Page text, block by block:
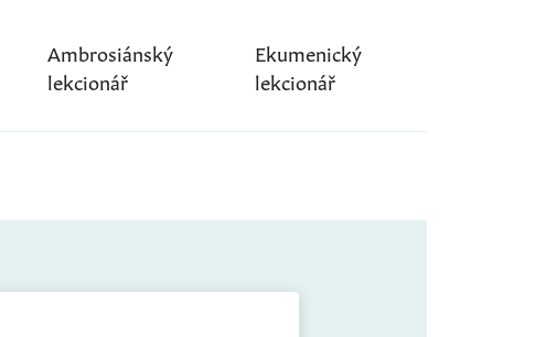
Ambrosiánský
lekcionář
Ekumenický
lekcionář